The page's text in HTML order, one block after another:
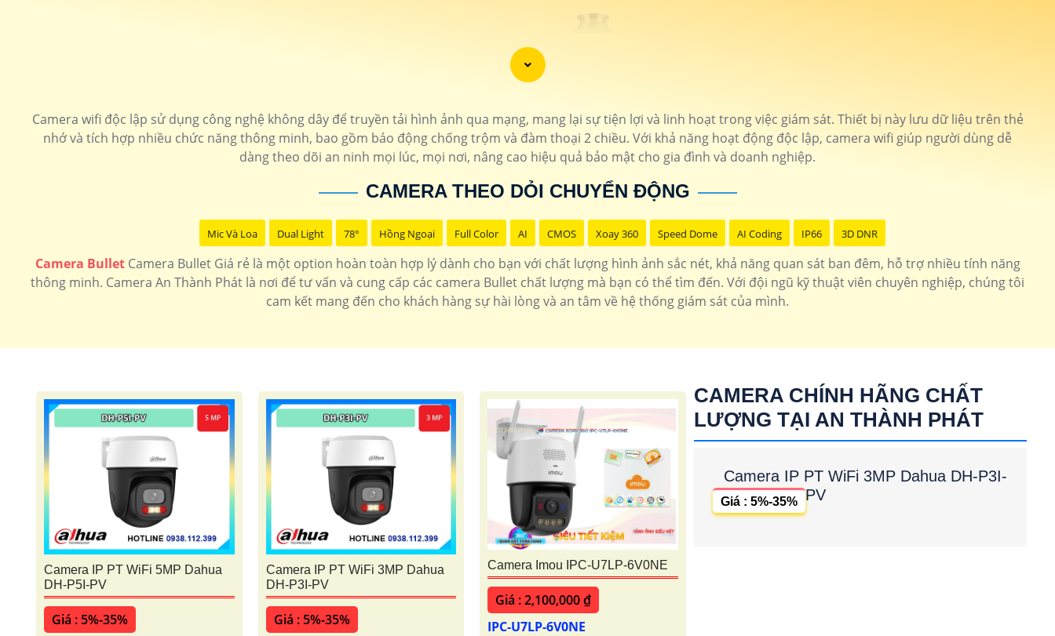
Camera wifi độc lập sử dụng công nghệ không dây để truyền tải hình ảnh qua mạng, mang lại sự tiện lợi và linh hoạt trong việc giám sát. Thiết bị này lưu dữ liệu trên thẻ
nhớ và tích hợp nhiều chức năng thông minh, bao gồm báo động chống trộm và đàm thoại 2 chiều. Với khả năng hoạt động độc lập, camera wifi giúp người dùng dễ
dàng theo dõi an ninh mọi lúc, mọi nơi, nâng cao hiệu quả bảo mật cho gia đình và doanh nghiệp.
CAMERA THEO DỎI CHUYỂN ĐỘNG
Mic Và Loa Dual Light 78° Hồng Ngoại Full Color AI CMOS Xoay 360 Speed Dome AI Coding IP66 3D DNR
Camera BulletCamera Bullet Giá rẻ là một option hoàn toàn hợp lý dành cho bạn với chất lượng hình ảnh sắc nét, khả năng quan sát ban đêm, hỗ trợ nhiều tính năng
thông minh. Camera An Thành Phát là nơi để tư vấn và cung cấp các camera Bullet chất lượng mà bạn có thể tìm đến. Với đội ngũ kỹ thuật viên chuyên nghiệp, chúng tôi
cam kết mang đến cho khách hàng sự hài lòng và an tâm về hệ thống giám sát của mình.
Camera IP PT WiFi 5MP Dahua
DH-P5I-PV
Giá : 5%-35%
Camera IP PT WiFi 3MP Dahua
DH-P3I-PV
Giá : 5%-35%
Camera Imou IPC-U7LP-6V0NE
Giá : 2,100,000 ₫
IPC-U7LP-6V0NE
CAMERA CHÍNH HÃNG CHẤT
LƯỢNG TẠI AN THÀNH PHÁT
Camera IP PT WiFi 3MP Dahua DH-P3I-
PV
Giá : 5%-35%